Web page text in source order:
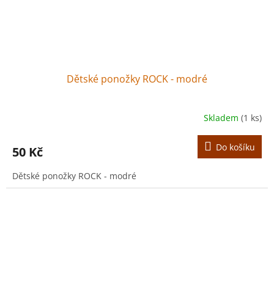
Dětské ponožky ROCK - modré
Skladem (1 ks)
50 Kč Do košíku
Dětské ponožky ROCK - modré